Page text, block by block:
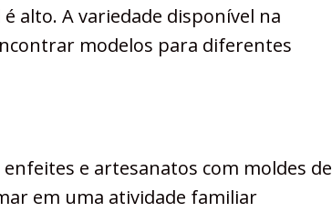
alto. A variedade disponível na
modelos para diferentes
e artesanatos com moldes de
em uma atividade familiar